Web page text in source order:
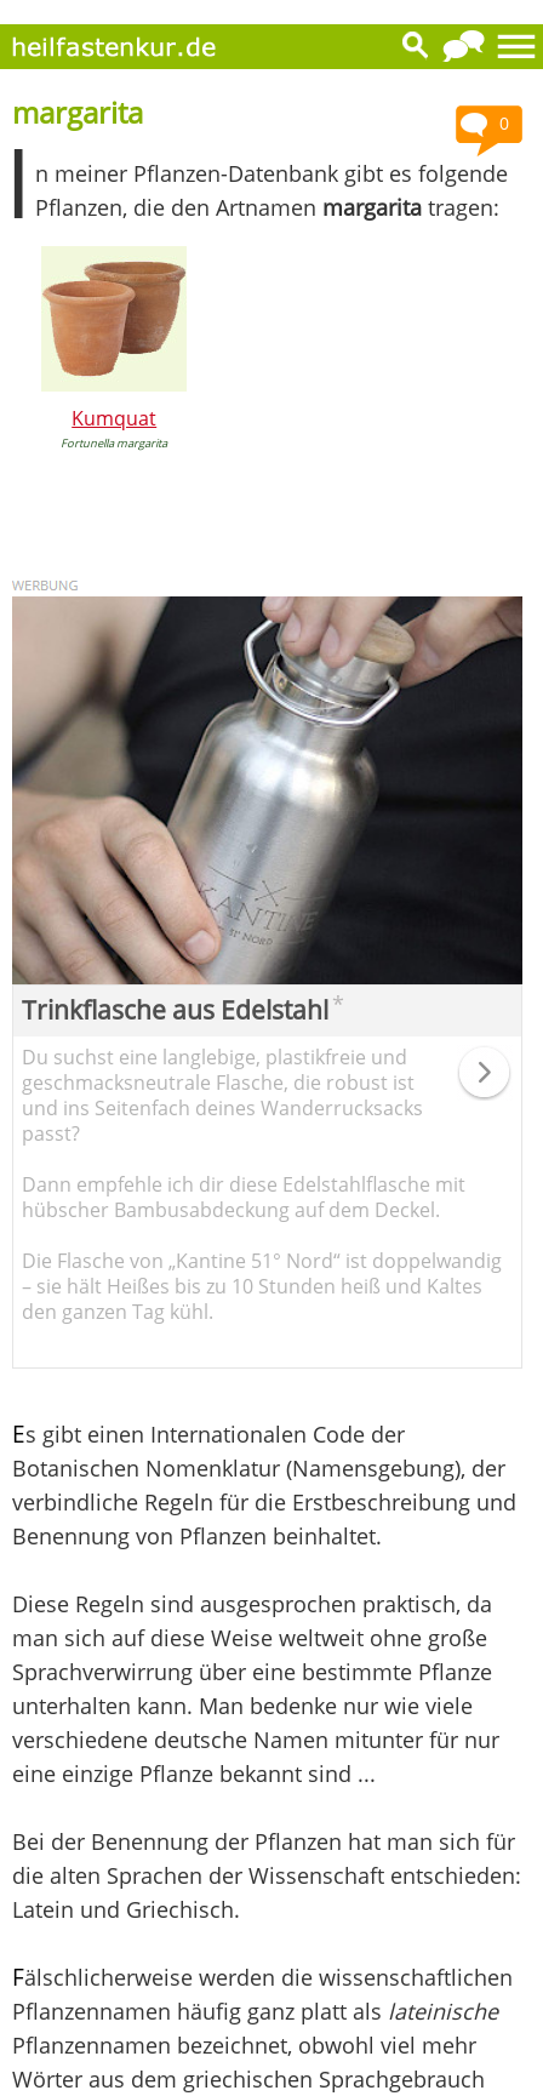
0
margarita
I n meiner Pflanzen-Datenbank gibt es folgende
Pflanzen, die den Artnamen margarita tragen:
Kumquat
Fortunella margarita
Trinkflasche aus Edelstahl*
Du suchst eine langlebige, plastikfreie und
geschmacksneutrale Flasche, die robust ist
und ins Seitenfach deines Wanderrucksacks
passt?
Dann empfehle ich dir diese Edelstahlflasche mit
hübscher Bambusabdeckung auf dem Deckel.
Die Flasche von „Kantine 51° Nord“ ist doppelwandig
– sie hält Heißes bis zu 10 Stunden heiß und Kaltes
den ganzen Tag kühl.
Es gibt einen Internationalen Code der
Botanischen Nomenklatur (Namensgebung), der
verbindliche Regeln für die Erstbeschreibung und
Benennung von Pflanzen beinhaltet.
Diese Regeln sind ausgesprochen praktisch, da
man sich auf diese Weise weltweit ohne große
Sprachverwirrung über eine bestimmte Pflanze
unterhalten kann. Man bedenke nur wie viele
verschiedene deutsche Namen mitunter für nur
eine einzige Pflanze bekannt sind ...
Bei der Benennung der Pflanzen hat man sich für
die alten Sprachen der Wissenschaft entschieden:
Latein und Griechisch.
Fälschlicherweise werden die wissenschaftlichen
Pflanzennamen häufig ganz platt als lateinische
Pflanzennamen bezeichnet, obwohl viel mehr
Wörter aus dem griechischen Sprachgebrauch